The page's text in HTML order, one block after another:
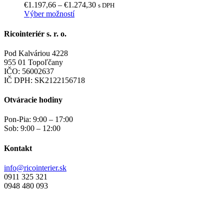
si
môžete
€1.197,66 – €1.274,30Price
s DPH
Výber možnostíTento
môžete
vybrať
Ricointeriér s. r. o.
Pod Kalváriou 4228
955 01 Topoľčany
IČO: 56002637
IČ DPH: SK2122156718
Otváracie hodiny
Pon-Pia: 9:00 – 17:00
Sob: 9:00 – 12:00
Kontakt
info@ricointerier.sk
0911 325 321
0948 480 093